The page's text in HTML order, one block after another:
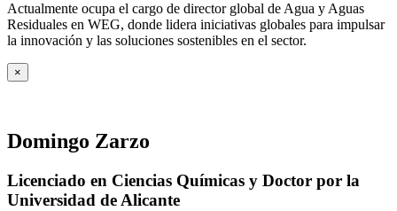
Actualmente ocupa el cargo de director global de Agua y Aguas
Residuales en WEG, donde lidera iniciativas globales para impulsar
la innovación y las soluciones sostenibles en el sector.
×
Domingo Zarzo
Licenciado en Ciencias Químicas y Doctor por la
Universidad de Alicante